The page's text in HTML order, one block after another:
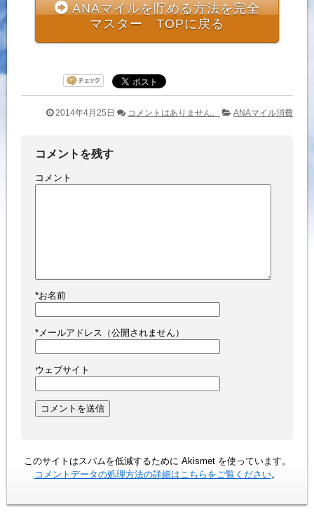
ANAマイルを貯める方法を完全
マスター TOPに戻る
2014年4月25日 コメントはありません。 ANAマイル消費
コメントを残す
コメント
*お名前
* メールアドレス（公開されません）
ウェブサイト
このサイトはスパムを低減するために Akismet を使っています。
コメントデータの処理方法の詳細はこちらをご覧ください。